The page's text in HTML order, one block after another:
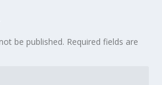
be published. Required fields are